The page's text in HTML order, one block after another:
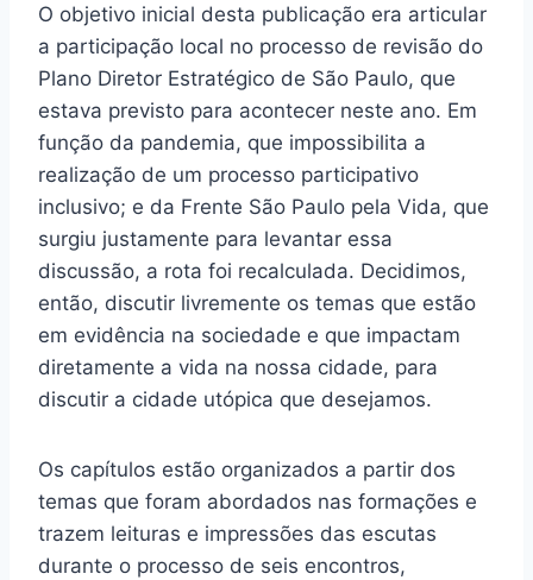
O objetivo inicial desta publicação era articular
a participação local no processo de revisão do
Plano Diretor Estratégico de São Paulo, que
estava previsto para acontecer neste ano. Em
função da pandemia, que impossibilita a
realização de um processo participativo
inclusivo; e da Frente São Paulo pela Vida, que
surgiu justamente para levantar essa
discussão, a rota foi recalculada. Decidimos,
então, discutir livremente os temas que estão
em evidência na sociedade e que impactam
diretamente a vida na nossa cidade, para
discutir a cidade utópica que desejamos.
Os capítulos estão organizados a partir dos
temas que foram abordados nas formações e
trazem leituras e impressões das escutas
durante o processo de seis encontros,